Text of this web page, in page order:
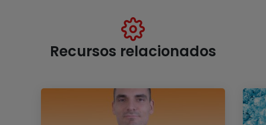
Recursos relacionados